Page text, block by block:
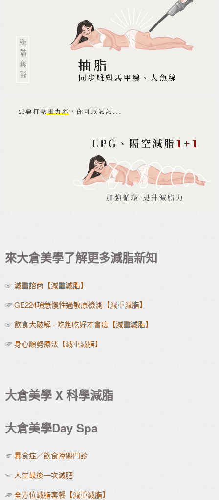
來大倉美學了解更多減脂新知
☞減重諮商【減重減脂】
☞GE224項急慢性過敏原檢測【減重減脂】
☞飲食大破解 - 吃飽吃好才會瘦【減重減脂】
☞ 身心順勢療法【減重減脂】
大倉美學 X 科學減脂
大倉美學Day Spa
☞暴食症／飲食障礙門診
☞ 人生最後一次減肥
☞全方位減脂套餐【減重減脂】